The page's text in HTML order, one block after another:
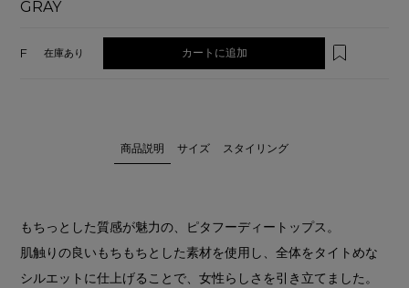
GRAY
F 在庫あり カートに追加
商品説明 サイズ スタイリング
もちっとした質感が魅力の、ピタフーディートップス。
肌触りの良いもちもちとした素材を使用し、全体をタイトめな
シルエットに仕上げることで、女性らしさを引き立てました。